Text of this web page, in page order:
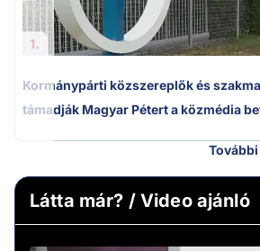
1.
Kormánypárti közszereplők és
támadják Magyar Pétert a közmédia
Látta már? / Video ajánló